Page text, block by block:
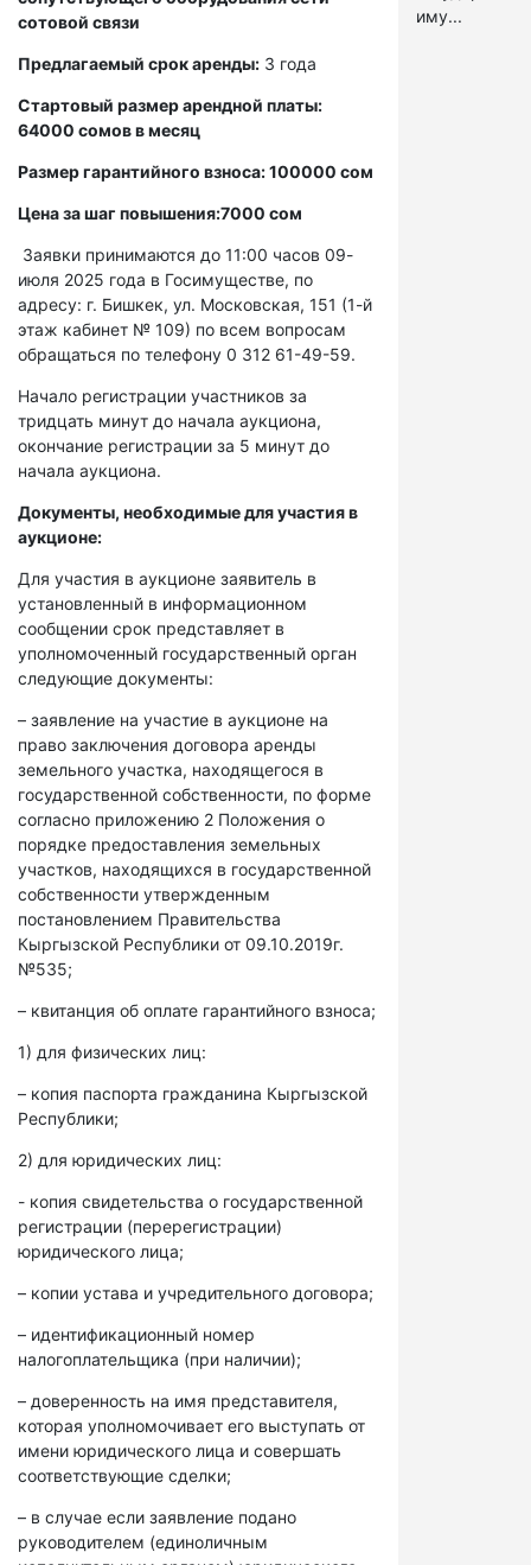
сотовой связи
Предлагаемый срок аренды: 3 года
Стартовый размер арендной платы:
64000 сомов в месяц
Размер гарантийного взноса: 100000 сом
Цена за шаг повышения:7000 сом
Заявки принимаются до 11:00 часов 09-
июля 2025 года в Госимуществе, по
адресу: г. Бишкек, ул. Московская, 151 (1-й
этаж кабинет № 109) по всем вопросам
обращаться по телефону 0 312 61-49-59.
Начало регистрации участников за
тридцать минут до начала аукциона,
окончание регистрации за 5 минут до
начала аукциона.
Документы, необходимые для участия в
аукционе:
Для участия в аукционе заявитель в
установленный в информационном
сообщении срок представляет в
уполномоченный государственный орган
следующие документы:
– заявление на участие в аукционе на
право заключения договора аренды
земельного участка, находящегося в
государственной собственности, по форме
согласно приложению 2 Положения о
порядке предоставления земельных
участков, находящихся в государственной
собственности утвержденным
постановлением Правительства
Кыргызской Республики от 09.10.2019г.
№535;
– квитанция об оплате гарантийного взноса;
1) для физических лиц:
– копия паспорта гражданина Кыргызской
Республики;
2) для юридических лиц:
- копия свидетельства о государственной
регистрации (перерегистрации)
юридического лица;
– копии устава и учредительного договора;
– идентификационный номер
налогоплательщика (при наличии);
– доверенность на имя представителя,
которая уполномочивает его выступать от
имени юридического лица и совершать
соответствующие сделки;
– в случае если заявление подано
руководителем (единоличным
иму...